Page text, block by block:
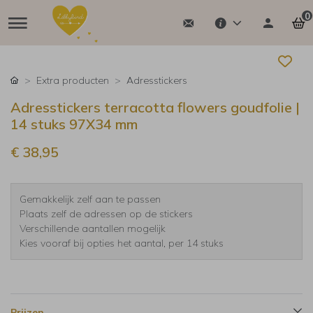
0
Extra producten Adresstickers
Adresstickers terracotta flowers goudfolie |
14 stuks 97X34 mm
€ 38,95
Gemakkelijk zelf aan te passen
Plaats zelf de adressen op de stickers
Verschillende aantallen mogelijk
Kies vooraf bij opties het aantal, per 14 stuks